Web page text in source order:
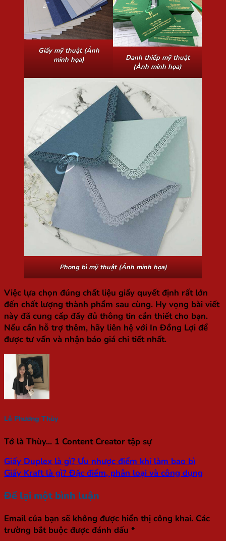
Giấy mỹ thuật (Ảnh
minh họa)
Danh thiếp mỹ thuật
(Ảnh minh họa)
Phong bì mỹ thuật (Ảnh minh họa)
Việc lựa chọn đúng chất liệu giấy quyết định rất lớn
đến chất lượng thành phẩm sau cùng. Hy vọng bài viết
này đã cung cấp đầy đủ thông tin cần thiết cho bạn.
Nếu cần hỗ trợ thêm, hãy liên hệ với In Đồng Lợi để
được tư vấn và nhận báo giá chi tiết nhất.
Lê Phương Thùy
Tớ là Thùy... 1 Content Creator tập sự
Giấy Duplex là gì? Ưu nhược điểm khi làm bao bì
Giấy Kraft là gì? Đặc điểm, phân loại và công dụng
Để lại một bình luận
Email của bạn sẽ không được hiển thị công khai. Các
trường bắt buộc được đánh dấu *